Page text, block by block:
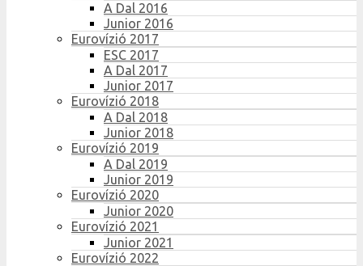
A Dal 2016
Junior 2016
Eurovízió 2017
ESC 2017
A Dal 2017
Junior 2017
Eurovízió 2018
A Dal 2018
Junior 2018
Eurovízió 2019
A Dal 2019
Junior 2019
Eurovízió 2020
Junior 2020
Eurovízió 2021
Junior 2021
Eurovízió 2022